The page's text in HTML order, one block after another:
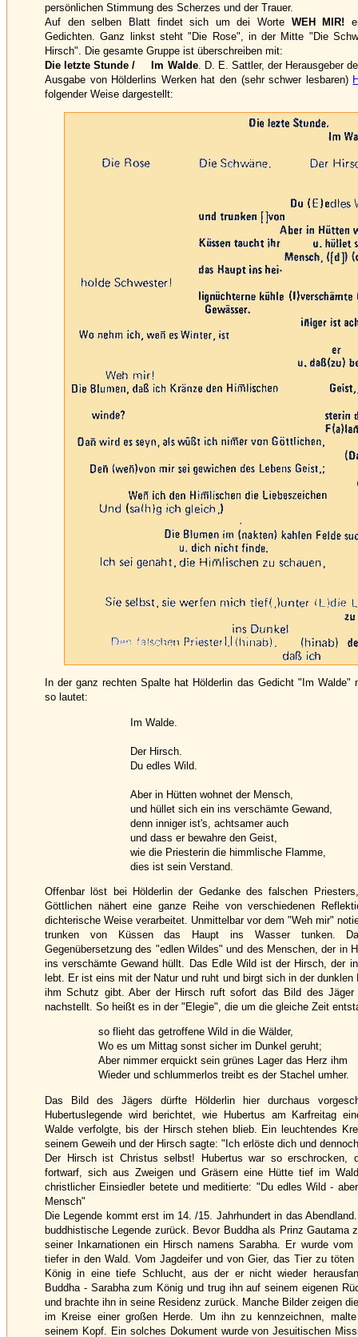
persönlichen Stimmung des Scherzes und der Trauer.
Auf den selben Blatt findet sich um dei Worte WEH MIR!
Gedichten. Ganz linkst steht "Die Rose", in der Mitte "Die
Hirsch". Die gesamte Gruppe ist überschreiben mit:
Die letzte Stunde / Im Walde. D. E. Sattler, der Herausgeber
Ausgabe von Hölderlins Werken hat den (sehr schwer lesbaren)
folgender Weise dargestellt:
In der ganz rechten Spalte hat Hölderlin das Gedicht "Im Walde"
so lautet:
Im Walde.
Der Hirsch.
Du edles Wild.
Aber in Hütten wohnet der Mensch,
und hüllet sich ein ins verschämte Gewand,
denn inniger ist's, achtsamer auch
und dass er bewahre den Geist,
wie die Priesterin die himmlische Flamme,
dies ist sein Verstand.
Offenbar löst bei Hölderlin der Gedanke des falschen
Göttlichen nähert eine ganze Reihe von verschiedenen
dichterische Weise verarbeitet. Unmittelbar vor dem "Weh mir"
trunken von Küssen das Haupt ins Wasser tunken.
Gegenübersetzung des "edlen Wildes" und des Menschen, der in
ins verschämte Gewand hüllt. Das Edle Wild ist der Hirsch, der
lebt. Er ist eins mit der Natur und ruht und birgt sich in der dunklen
ihm Schutz gibt. Aber der Hirsch ruft sofort das Bild des Jäger
nachstellt. So heißt es in der "Elegie", die um die gleiche Zeit
so flieht das getroffene Wild in die Wälder,
Wo es um Mittag sonst sicher im Dunkel geruht;
Aber nimmer erquickt sein grünes Lager das Herz ihm
Wieder und schlummerlos treibt es der Stachel umher.
Das Bild des Jägers dürfte Hölderlin hier durchaus
Hubertuslegende wird berichtet, wie Hubertus am Karfreitag
Walde verfolgte, bis der Hirsch stehen blieb. Ein leuchtendes
seinem Geweih und der Hirsch sagte: "Ich erlöste dich und
Der Hirsch ist Christus selbst! Hubertus war so erschrocken,
fortwarf, sich aus Zweigen und Gräsern eine Hütte tief im
christlicher Einsiedler betete und meditierte: "Du edles Wild -
Mensch"
Die Legende kommt erst im 14. /15. Jahrhundert in das
buddhistische Legende zurück. Bevor Buddha als Prinz Gautama
seiner Inkarnationen ein Hirsch namens Sarabha. Er wurde
tiefer in den Wald. Vom Jagdeifer und von Gier, das Tier zu töten
König in eine tiefe Schlucht, aus der er nicht wieder
Buddha - Sarabha zum König und trug ihn auf seinem eigenen
und brachte ihn in seine Residenz zurück. Manche Bilder zeigen
im Kreise einer großen Herde. Um ihn zu kennzeichnen,
seinem Kopf. Ein solches Dokument wurde von Jesuitischen